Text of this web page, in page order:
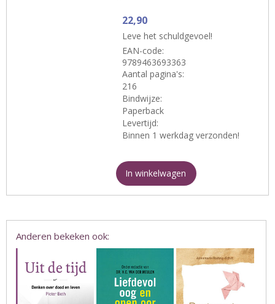
22,90
Leve het schuldgevoel!
EAN-code:
9789463693363
Aantal pagina's:
216
Bindwijze:
Paperback
Levertijd:
Binnen 1 werkdag verzonden!
In winkelwagen
Anderen bekeken ook: